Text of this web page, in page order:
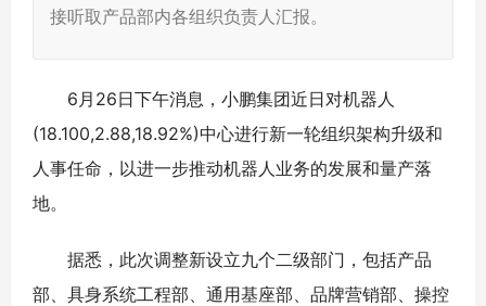
接听取产品部内各组织负责人汇报。
6月26日下午消息，小鹏集团近日对机器人
(18.100,2.88,18.92%)中心进行新一轮组织架构升级和
人事任命，以进一步推动机器人业务的发展和量产落
地。
据悉，此次调整新设立九个二级部门，包括产品
部、具身系统工程部、通用基座部、品牌营销部、操控